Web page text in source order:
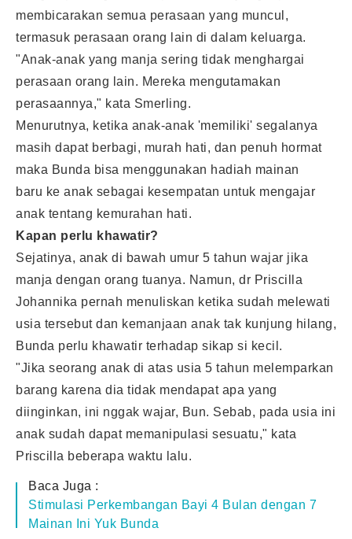
membicarakan semua perasaan yang muncul,
termasuk perasaan orang lain di dalam keluarga.
"Anak-anak yang manja sering tidak menghargai
perasaan orang lain. Mereka mengutamakan
perasaannya," kata Smerling.
Menurutnya, ketika anak-anak 'memiliki' segalanya
masih dapat berbagi, murah hati, dan penuh hormat
maka Bunda bisa menggunakan hadiah mainan
baru ke anak sebagai kesempatan untuk mengajar
anak tentang kemurahan hati.
Kapan perlu khawatir?
Sejatinya, anak di bawah umur 5 tahun wajar jika
manja dengan orang tuanya. Namun, dr Priscilla
Johannika pernah menuliskan ketika sudah melewati
usia tersebut dan kemanjaan anak tak kunjung hilang,
Bunda perlu khawatir terhadap sikap si kecil.
"Jika seorang anak di atas usia 5 tahun melemparkan
barang karena dia tidak mendapat apa yang
diinginkan, ini nggak wajar, Bun. Sebab, pada usia ini
anak sudah dapat memanipulasi sesuatu," kata
Priscilla beberapa waktu lalu.
Baca Juga :
Stimulasi Perkembangan Bayi 4 Bulan dengan 7
Mainan Ini Yuk Bunda